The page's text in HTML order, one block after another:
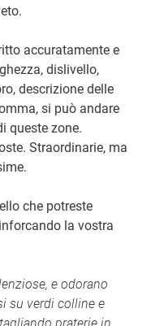
accuratamente e
dislivello,
descrizione delle
si può andare
queste zone.
Straordinarie, ma
che potreste
la vostra
e odorano
su verdi colline e